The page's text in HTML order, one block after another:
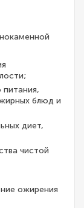
питания,
блюд и
диет,
чистой
ожирения